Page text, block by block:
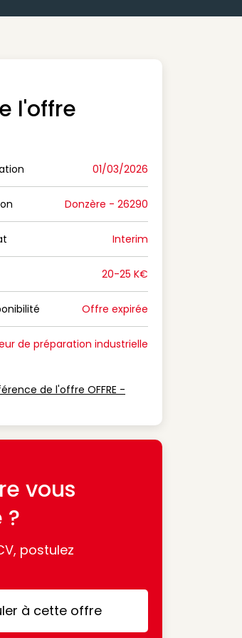
l'offre
01/03/2026
Donzère - 26290
Interim
20-25 K€
Offre expirée
de préparation industrielle
de l'offre OFFRE -
vous
?
postulez
Postuler à cette offre
à cette offre